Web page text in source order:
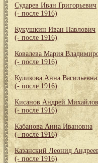
Сударев Иван Григорьевич
(- после 1916)
Кукушкин Иван Павлович
(- после 1916)
Ковалева Мария
(- после 1916)
Куликова Анна Васильевна
(- после 1916)
Кисанов Андрей
(- после 1916)
Кабанова Анна Ивановна
(- после 1916)
Казанский Леонид
(- после 1916)